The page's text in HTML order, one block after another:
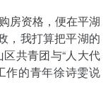
房资格，便在平湖
，我打算把平湖的
共青团与“人大代
作的青年徐诗雯说